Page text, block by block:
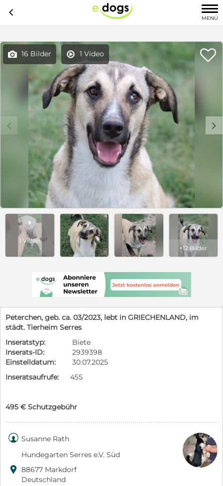
c
MENÜ
 16 Bilder  1 Video 
c d

1 Video
+12 Bilder
Peterchen, geb. ca. 03/2023, lebt in GRIECHENLAND, im
städt. Tierheim Serres
Inseratstyp:
Biete
Inserats-ID:
2939398
Einstelldatum:
30.07.2025
Inseratsaufrufe:
455
495 € Schutzgebühr
 Susanne Rath
Hundegarten Serres e.V. Süd
 88677 Markdorf
Deutschland